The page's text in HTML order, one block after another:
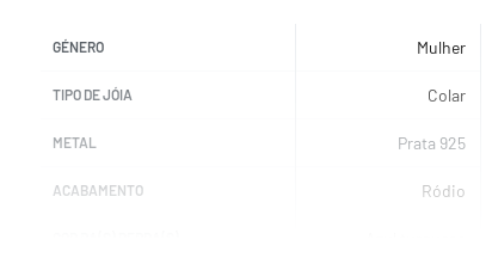
GÉNERO Mulher
TIPO DE JÓIA Colar
METAL Prata 925
ACABAMENTO Ródio